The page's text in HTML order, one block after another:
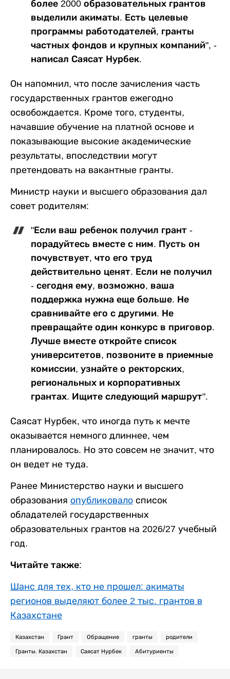
более 2000 образовательных грантов
выделили акиматы. Есть целевые
программы работодателей, гранты
частных фондов и крупных компаний", -
написал Саясат Нурбек.
Он напомнил, что после зачисления часть
государственных грантов ежегодно
освобождается. Кроме того, студенты,
начавшие обучение на платной основе и
показывающие высокие академические
результаты, впоследствии могут
претендовать на вакантные гранты.
Министр науки и высшего образования дал
совет родителям:
"Если ваш ребенок получил грант -
порадуйтесь вместе с ним. Пусть он
почувствует, что его труд
действительно ценят. Если не получил
- сегодня ему, возможно, ваша
поддержка нужна еще больше. Не
сравнивайте его с другими. Не
превращайте один конкурс в приговор.
Лучше вместе откройте список
университетов, позвоните в приемные
комиссии, узнайте о ректорских,
региональных и корпоративных
грантах. Ищите следующий маршрут".
Саясат Нурбек, что иногда путь к мечте
оказывается немного длиннее, чем
планировалось. Но это совсем не значит, что
он ведет не туда.
Ранее Министерство науки и высшего
образования опубликовало список
обладателей государственных
образовательных грантов на 2026/27 учебный
год.
Читайте также:
Шанс для тех, кто не прошел: акиматы
регионов выделяют более 2 тыс. грантов в
Казахстане
Казахстан Грант Обращение гранты родители
Гранты. Казахстан Саясат Нурбек Абитуриенты